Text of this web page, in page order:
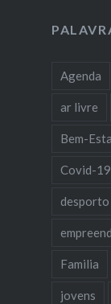
Agenda
ar livre
Bem-
Covid-19
desporto
Familia
jovens